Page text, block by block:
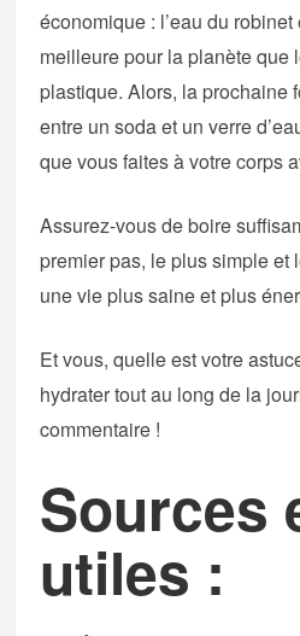
économique : l’eau du
meilleure pour la planète que
plastique. Alors, la prochaine
entre un soda et un verre
que vous faites à votre corps
Assurez-vous de boire
premier pas, le plus simple et
une vie plus saine et plus
Et vous, quelle est votre
hydrater tout au long de la
commentaire !
Sources
utiles :